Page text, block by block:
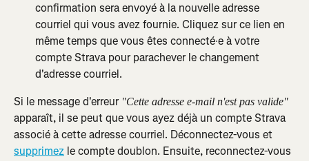
confirmation sera envoyé à la nouvelle adresse
courriel qui vous avez fournie. Cliquez sur ce lien en
même temps que vous êtes connecté·e à votre
compte Strava pour parachever le changement
d'adresse courriel.
Si le message d'erreur "Cette adresse e-mail n'est pas valide"
apparaît, il se peut que vous ayez déjà un compte Strava
associé à cette adresse courriel. Déconnectez-vous et
supprimez le compte doublon. Ensuite, reconnectez-vous